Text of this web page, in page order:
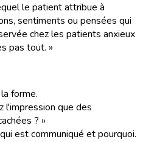
le patient attribue à
sentiments ou pensées qui
chez les patients anxieux
pas tout. »
forme.
l'impression que des
? »
est communiqué et pourquoi.